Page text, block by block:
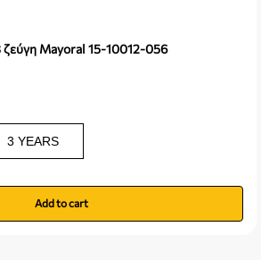
ζεύγη Mayoral 15-10012-056
3 YEARS
Add to cart